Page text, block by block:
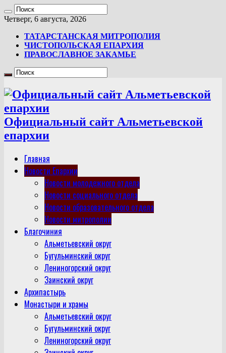
Четверг, 6 августа, 2026
ТАТАРСТАНСКАЯ МИТРОПОЛИЯ
ЧИСТОПОЛЬСКАЯ ЕПАРХИЯ
ПРАВОСЛАВНОЕ ЗАКАМЬЕ
Официальный сайт Альметьевской
епархии
Главная
Новости Епархии
Новости молодежного отдела
Новости социального отдела
Новости образовательного отдела
Новости митрополии
Благочиния
Альметьевский округ
Бугульминский округ
Лениногорский округ
Заинский округ
Архипастырь
Монастыри и храмы
Альметьевский округ
Бугульминский округ
Лениногорский округ